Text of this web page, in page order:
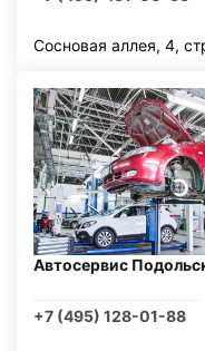
Сосновая аллея, 4,
Автосервис
+7 (495) 128-01-88